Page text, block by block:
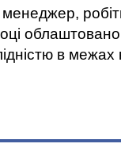
менеджер,
в межах